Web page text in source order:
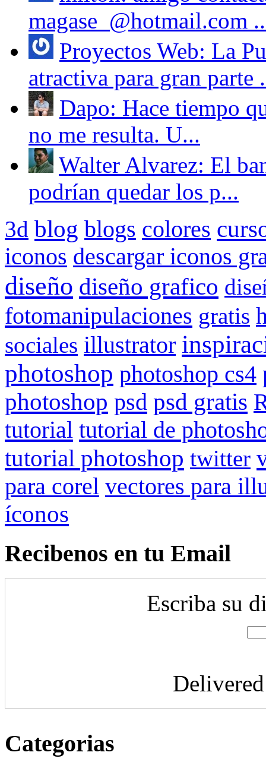
magase_@hotmail.com
Proyectos Web: La
atractiva para gran parte
Dapo: Hace tiempo
no me resulta. U...
Walter Alvarez: El
podrían quedar los p...
3d blog blogs colores
iconos descargar iconos
diseño diseño grafico
fotomanipulaciones gratis
sociales illustrator
photoshop photoshop cs4
photoshop psd psd gratis
tutorial tutorial de
tutorial photoshop twitter
para corel vectores para
íconos
Recibenos en tu Email
Escriba su
Categorias